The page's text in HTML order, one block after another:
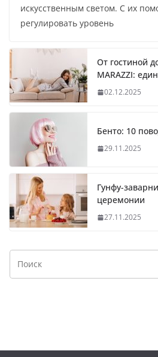
искусственным светом. С их
регулировать уровень
От гостиной
MARAZZI:
02.12.2025
Бенто: 10
29.11.2025
Гунфу-
церемонии
27.11.2025